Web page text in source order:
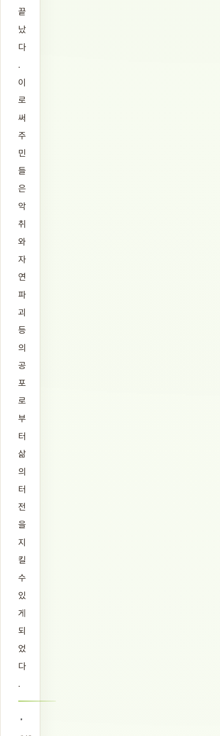
끝
났
다
.
이
로
써
주
민
들
은
악
취
와
자
연
파
괴
등
의
공
포
로
부
터
삶
의
터
전
을
지
킬
수
있
게
되
었
다
.